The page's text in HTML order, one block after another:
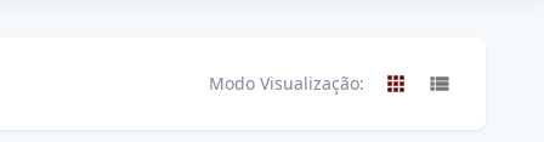
Modo Visualização: